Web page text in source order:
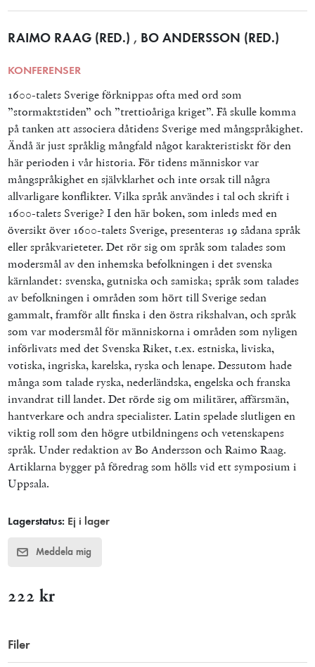
RAIMO RAAG (RED.) , BO ANDERSSON (RED.)
KONFERENSER
1600-talets Sverige förknippas ofta med ord som
”stormaktstiden” och ”trettioåriga kriget”. Få skulle komma
på tanken att associera dåtidens Sverige med mångspråkighet.
Ändå är just språklig mångfald något karakteristiskt för den
här perioden i vår historia. För tidens människor var
mångspråkighet en självklarhet och inte orsak till några
allvarligare konflikter. Vilka språk användes i tal och skrift i
1600-talets Sverige? I den här boken, som inleds med en
översikt över 1600-talets Sverige, presenteras 19 sådana språk
eller språkvarieteter. Det rör sig om språk som talades som
modersmål av den inhemska befolkningen i det svenska
kärnlandet: svenska, gutniska och samiska; språk som talades
av befolkningen i områden som hört till Sverige sedan
gammalt, framför allt finska i den östra rikshalvan, och språk
som var modersmål för människorna i områden som nyligen
införlivats med det Svenska Riket, t.ex. estniska, liviska,
votiska, ingriska, karelska, ryska och lenape. Dessutom hade
många som talade ryska, nederländska, engelska och franska
invandrat till landet. Det rörde sig om militärer, affärsmän,
hantverkare och andra specialister. Latin spelade slutligen en
viktig roll som den högre utbildningens och vetenskapens
språk. Under redaktion av Bo Andersson och Raimo Raag.
Artiklarna bygger på föredrag som hölls vid ett symposium i
Uppsala.
Lagerstatus: Ej i lager
Meddela mig
222 kr
Filer